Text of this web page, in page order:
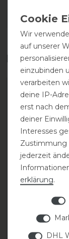
Das
Pikosoft-Boots
Gamaschen
Wir
auf unserer
einzubinden
verarbeiten
deine IP-
erst nach
deiner
Interesses
Zustimmung
jederzeit
erklärung.
DHL